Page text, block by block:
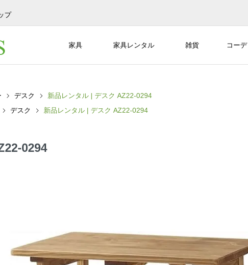
プ
家具 家具レンタル 雑貨 コー
デスク
新品レンタル | デスク AZ22-0294
デスク 新品レンタル | デスク AZ22-0294
0294